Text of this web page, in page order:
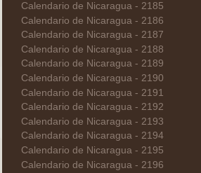
Calendario de Nicaragua - 2185
Calendario de Nicaragua - 2186
Calendario de Nicaragua - 2187
Calendario de Nicaragua - 2188
Calendario de Nicaragua - 2189
Calendario de Nicaragua - 2190
Calendario de Nicaragua - 2191
Calendario de Nicaragua - 2192
Calendario de Nicaragua - 2193
Calendario de Nicaragua - 2194
Calendario de Nicaragua - 2195
Calendario de Nicaragua - 2196